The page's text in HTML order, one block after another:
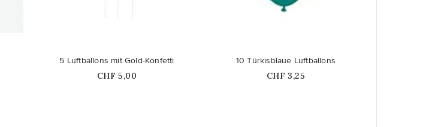
5 Luftballons mit Gold-Konfetti
Price
CHF 5,00
10 Türkisblaue Luftballons
Price
CHF 3,25